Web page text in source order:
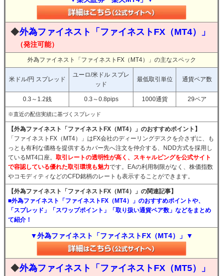
◆外為ファイネスト「ファイネストFX（MT4）」
（発注可能）
外為ファイネスト「ファイネストFX（MT4）」の主なスペック
米ドル/円 スプレッド
ユーロ/米ドル スプレ
ッド
最低取引単位 通貨ペア数
0.3～1.2銭 0.3～0.8pips 1000通貨 29ペア
※直近の配信実績に基づくスプレッド
【外為ファイネスト「ファイネストFX（MT4）」のおすすめポイント】
「ファイネストFX（MT4）」はFX会社のディーリングデスクを介さずに、も
っとも有利な価格を提供するカバー先へ注文を仲介する、NDD方式を採用し
ているMT4口座。 取引レートの透明性が高く、スキャルピングを公式サイト
で容認している優れた取引環境も魅力です。EAの利用制限がなく、株価指数
やコモディティなどのCFD銘柄のレートも表示することができます。
【外為ファイネスト「ファイネストFX（MT4）」の関連記事】
■外為ファイネスト「ファイネストFX（MT4）」のおすすめポイントや、
「スプレッド」「スワップポイント」「取り扱い通貨ペア数」などをまとめ
て紹介！
▼外為ファイネスト「ファイネストFX（MT4）」▼
◆外為ファイネスト「ファイネストFX（MT5）」